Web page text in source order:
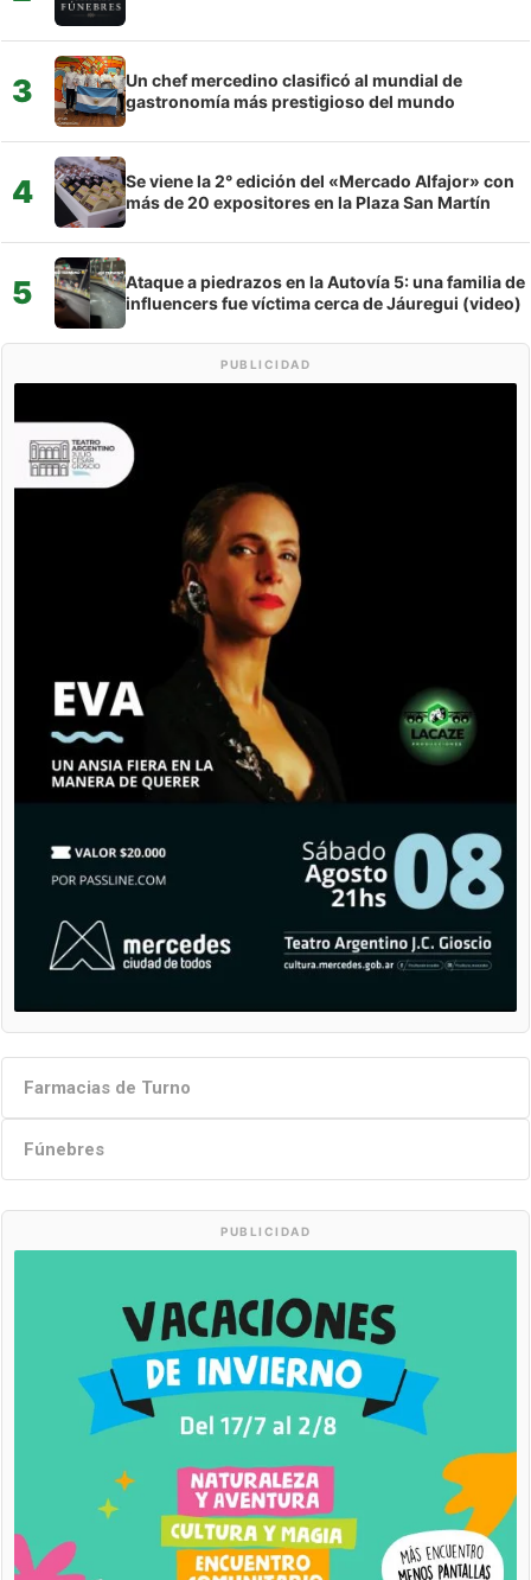
3
Un chef mercedino clasificó al mundial de
gastronomía más prestigioso del mundo
4
Se viene la 2° edición del «Mercado Alfajor» con
más de 20 expositores en la Plaza San Martín
5
Ataque a piedrazos en la Autovía 5: una familia de
influencers fue víctima cerca de Jáuregui (video)
PUBLICIDAD
Farmacias de Turno
Fúnebres
PUBLICIDAD